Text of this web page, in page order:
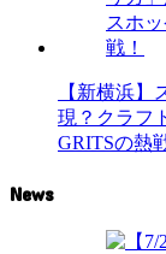
【新横浜
現？クラフ
GRITSの熱
News